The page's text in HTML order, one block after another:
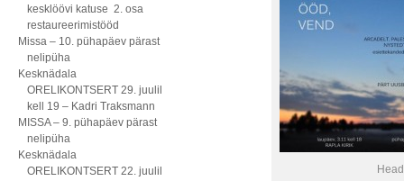
kesklöövi katuse 2. osa
restaureerimistööd
Missa – 10. pühapäev pärast
nelipüha
Kesknädala
ORELIKONTSERT 29. juulil
kell 19 – Kadri Traksmann
MISSA – 9. pühapäev pärast
nelipüha
Kesknädala
ORELIKONTSERT 22. juulil